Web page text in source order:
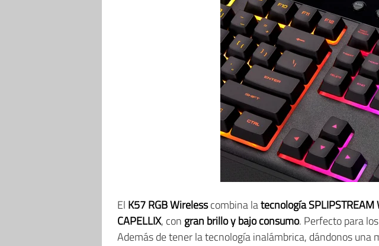
El K57 RGB Wirelesscombina latecnología SPLIPSTREAM
CAPELLIX, con gran brillo y bajo consumo. Perfecto para
Además de tener la tecnología inalámbrica, dándonos una